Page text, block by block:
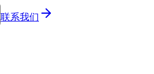
联系我们